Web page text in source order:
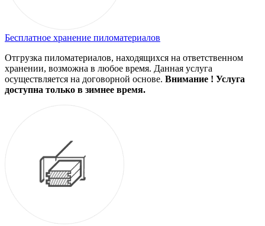
Бесплатное хранение пиломатериалов
Отгрузка пиломатериалов, находящихся на ответственном
хранении, возможна в любое время. Данная услуга
осуществляется на договорной основе. Внимание ! Услуга
доступна только в зимнее время.